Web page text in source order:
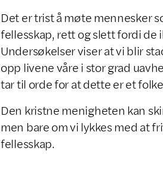
Det er trist å møte mennesker
fellesskap, rett og slett fordi de
Undersøkelser viser at vi blir
opp livene våre i stor grad
tar til orde for at dette er et
Den kristne menigheten kan
men bare om vi lykkes med at
fellesskap.